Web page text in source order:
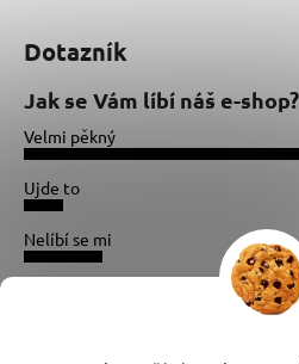
Dotazník
Jak se Vám líbí náš e-shop?
Velmi pěkný
Ujde to
Nelíbí se mi